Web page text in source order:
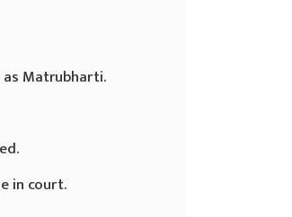
Matrubharti.
in court.